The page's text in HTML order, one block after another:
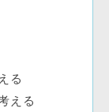
る
える